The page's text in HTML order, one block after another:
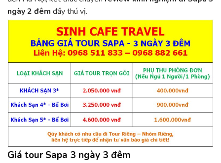
ngày 2 đêm đầy thú vị.
Giá tourSapa 3 ngày 3 đêm